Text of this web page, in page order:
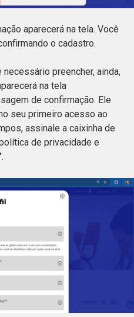
aparecerá na tela. Você
o cadastro.
preencher, ainda,
na tela
de confirmação. Ele
seu primeiro acesso ao
assinale a caixinha de
de privacidade e
.